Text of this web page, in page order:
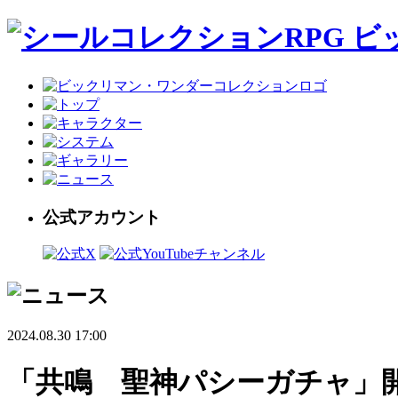
公式アカウント
2024.08.30 17:00
「共鳴 聖神パシーガチャ」